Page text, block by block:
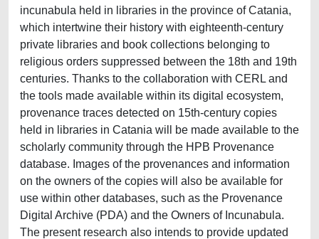
incunabula held in libraries in the province of Catania,
which intertwine their history with eighteenth-century
private libraries and book collections belonging to
religious orders suppressed between the 18th and 19th
centuries. Thanks to the collaboration with CERL and
the tools made available within its digital ecosystem,
provenance traces detected on 15th-century copies
held in libraries in Catania will be made available to the
scholarly community through the HPB Provenance
database. Images of the provenances and information
on the owners of the copies will also be available for
use within other databases, such as the Provenance
Digital Archive (PDA) and the Owners of Incunabula.
The present research also intends to provide updated